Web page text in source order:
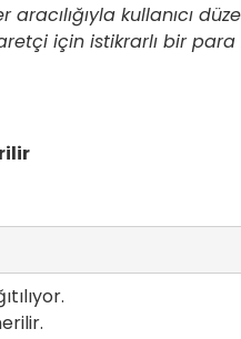
kullanıcı
için istikrarlı bir